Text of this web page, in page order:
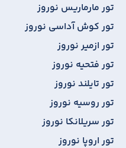
تور مارماریس نوروز
تور کوش آداسی نوروز
تور ازمیر نوروز
تور فتحیه نوروز
تور تایلند نوروز
تور روسیه نوروز
تور سریلانکا نوروز
تور اروپا نوروز